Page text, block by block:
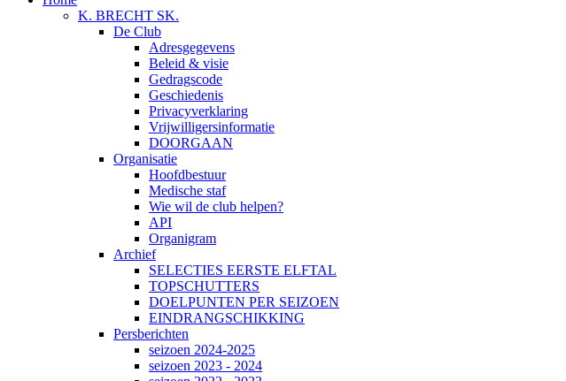
K. BRECHT SK.
De Club
Adresgegevens
Beleid & visie
Gedragscode
Geschiedenis
Privacyverklaring
Vrijwilligersinformatie
DOORGAAN
Organisatie
Hoofdbestuur
Medische staf
Wie wil de club helpen?
API
Organigram
Archief
SELECTIES EERSTE ELFTAL
TOPSCHUTTERS
DOELPUNTEN PER SEIZOEN
EINDRANGSCHIKKING
Persberichten
seizoen 2024-2025
seizoen 2023 - 2024